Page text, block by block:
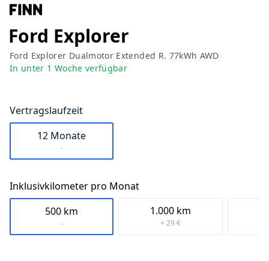
Ford Explorer
Ford Explorer Dualmotor Extended R. 77kWh AWD
In unter 1 Woche verfügbar
Vertragslaufzeit
12 Monate
-
Inklusivkilometer pro Monat
500 km
-
1.000 km
+ 29 €